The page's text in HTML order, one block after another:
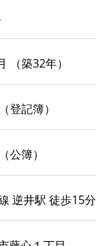
（築32年）
登記簿）
公簿）
逆井駅 徒歩15分